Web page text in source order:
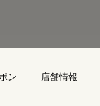
ン 店舗情報